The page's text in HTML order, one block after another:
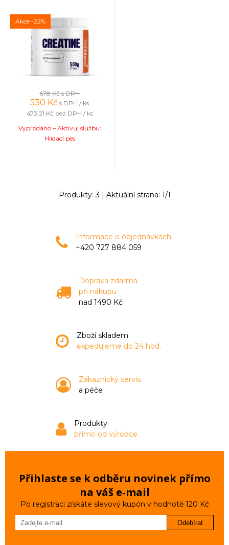
Akce -22%
678 Kčs DPH
530 Kč s DPH / ks
473,21 Kč bez DPH / ks
Vyprodáno – Aktivuj službu:
Hlídací pes
Produkty:3 | Aktuální strana: 1/1
Informace o objednávkách
+420 727 884 059
Doprava zdarma
při nákupu
nad 1490 Kč
Zboží skladem
expedujeme do 24 hod.
Zákaznický servis
a péče
Produkty
přímo od výrobce
Přihlaste se k odběru novinek přímo
na váš e‑mail
Po registraci získáte slevový kupón v hodnotě 120 Kč
Odebírat